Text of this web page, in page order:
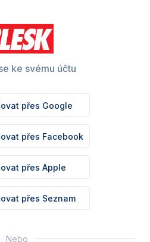
ke svému účtu
přes Google
přes Facebook
přes Apple
přes Seznam
Nebo